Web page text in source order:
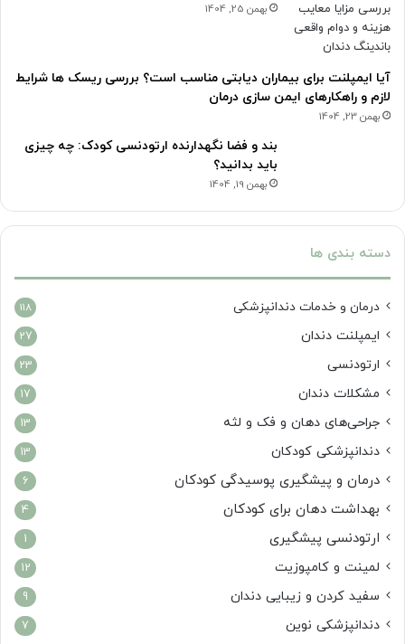
بهمن 25, 1404
آیا ایمپلنت برای بیماران دیابتی مناسب است؟ بررسی ریسک ها شرایط
لازم و راهکارهای ایمن سازی درمان
بهمن 23, 1404
بند و فضا نگهدارنده ارتودنسی کودک: چه چیزی
باید بدانید؟
بهمن 19, 1404
دسته بندی ها
درمان‌ و خدمات دندانپزشکی 118
ایمپلنت دندان 27
ارتودنسی 23
مشکلات دندان 17
جراحی‌های دهان و فک و لثه 13
دندانپزشکی کودکان 13
درمان و پیشگیری پوسیدگی کودکان 6
بهداشت دهان برای کودکان 4
ارتودنسی پیشگیری 1
لمینت و کامپوزیت 12
سفید کردن و زیبایی دندان 9
دندانپزشکی نوین 7